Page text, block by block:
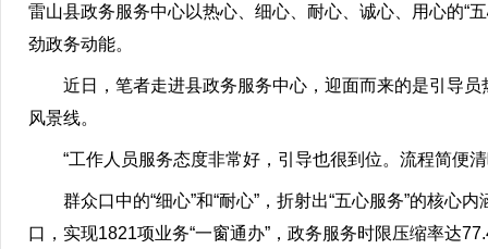
雷山县政务服务中心以热心、细心、耐心、诚心、用心的“
劲政务动能。
近日，笔者走进县政务服务中心，迎面而来的是引导员
风景线。
“工作人员服务态度非常好，引导也很到位。流程简便清
群众口中的“细心”和“耐心”，折射出“五心服务”的核心
口，实现1821项业务“一窗通办”，政务服务时限压缩率达